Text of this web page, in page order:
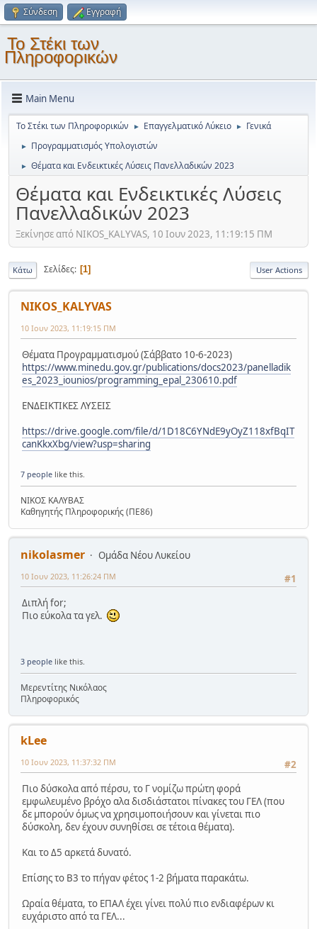
Σύνδεση Εγγραφή
Το Στέκι των
Πληροφορικών
Main Menu
Το Στέκι των Πληροφορικών ► Επαγγελματικό Λύκειο ► Γενικά
► Προγραμματισμός Υπολογιστών
► Θέματα και Ενδεικτικές Λύσεις Πανελλαδικών 2023
Θέματα και Ενδεικτικές Λύσεις
Πανελλαδικών 2023
Ξεκίνησε από NIKOS_KALYVAS, 10 Ιουν 2023, 11:19:15 ΠΜ
Κάτω Σελίδες 1 User Actions
NIKOS_KALYVAS
10 Ιουν 2023, 11:19:15 ΠΜ
Θέματα Προγραμματισμού (Σάββατο 10-6-2023)
https://www.minedu.gov.gr/publications/docs2023/panelladik
es_2023_iounios/programming_epal_230610.pdf
ΕΝΔΕΙΚΤΙΚΕΣ ΛΥΣΕΙΣ
https://drive.google.com/file/d/1D18C6YNdE9yOyZ118xfBqIT
canKkxXbg/view?usp=sharing
7 people like this.
ΝΙΚΟΣ ΚΑΛΥΒΑΣ
Καθηγητής Πληροφορικής (ΠΕ86)
nikolasmer
Ομάδα Νέου Λυκείου
#1
10 Ιουν 2023, 11:26:24 ΠΜ
Διπλή for;
Πιο εύκολα τα γελ.
3 people like this.
Μερεντίτης Νικόλαος
Πληροφορικός
kLee
#2
10 Ιουν 2023, 11:37:32 ΠΜ
Πιο δύσκολα από πέρσυ, το Γ νομίζω πρώτη φορά
εμφωλευμένο βρόχο αλα δισδιάστατοι πίνακες του ΓΕΛ (που
δε μπορούν όμως να χρησιμοποιήσουν και γίνεται πιο
δύσκολη, δεν έχουν συνηθίσει σε τέτοια θέματα).
Και το Δ5 αρκετά δυνατό.
Επίσης το Β3 το πήγαν φέτος 1-2 βήματα παρακάτω.
Ωραία θέματα, το ΕΠΑΛ έχει γίνει πολύ πιο ενδιαφέρων κι
ευχάριστο από τα ΓΕΛ...